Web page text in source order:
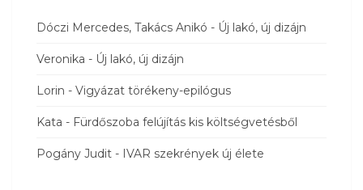
Dóczi Mercedes, Takács Anikó - Új lakó, új dizájn
Veronika - Új lakó, új dizájn
Lorin - Vigyázat törékeny-epilógus
Kata - Fürdőszoba felújítás kis költségvetésből
Pogány Judit - IVAR szekrények új élete